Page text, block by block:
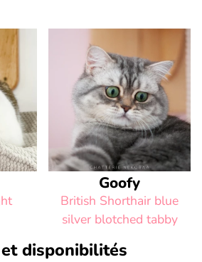
Goofy
British Shorthair blue
silver blotched tabby
disponibilités